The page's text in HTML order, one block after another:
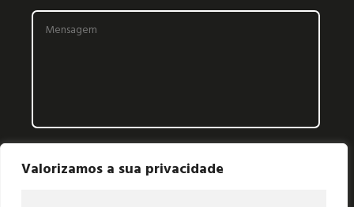
Valorizamos a sua privacidade